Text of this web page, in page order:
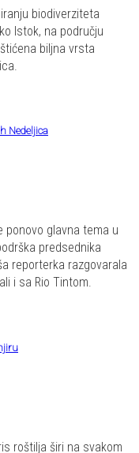
biodiverziteta
Istok, na području
biljna vrsta
Nedeljica
ponovo glavna tema u
predsednika
reporterka razgovarala
i sa Rio Tintom.
roštilja širi na svakom